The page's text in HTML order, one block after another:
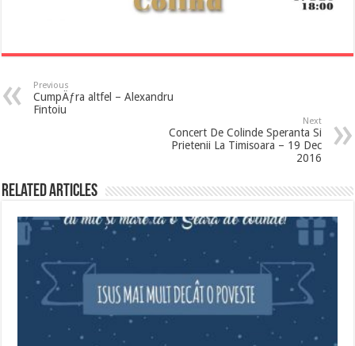
Previous
CumpÄƒra altfel – Alexandru
Fintoiu
Next
Concert De Colinde Speranta Si
Prietenii La Timisoara – 19 Dec
2016
Related Articles